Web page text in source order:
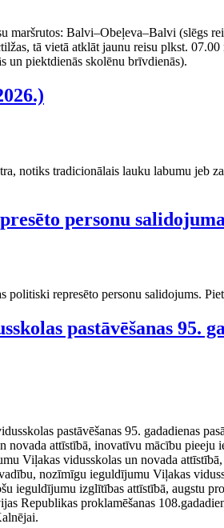
maršrutos: Balvi–Obeļeva–Balvi
tā vietā atklāt jaunu reisu plkst.
un piektdienās skolēnu brīvdienās).
notiks tradicionālais lauku labumu jeb
personu
politiski represēto personu salidojums.
pastāvēšanas 95.
pastāvēšanas 95. gadadienas
attīstībā, inovatīvu mācību
Viļakas vidusskolas un novada
nozīmīgu ieguldījumu Viļakas
ieguldījumu izglītības attīstībā,
Republikas proklamēšanas